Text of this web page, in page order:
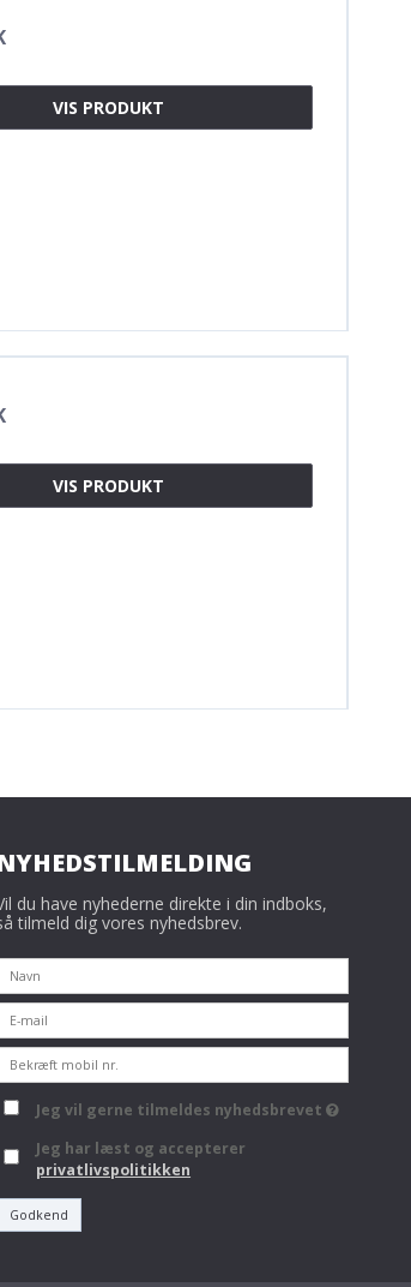
VIS PRODUKT
VIS PRODUKT
du have nyhederne direkte i din indboks,
tilmeld dig vores nyhedsbrev.
Jeg vil gerne tilmeldes nyhedsbrevet
Jeg har læst og accepterer
privatlivspolitikken
Godkend